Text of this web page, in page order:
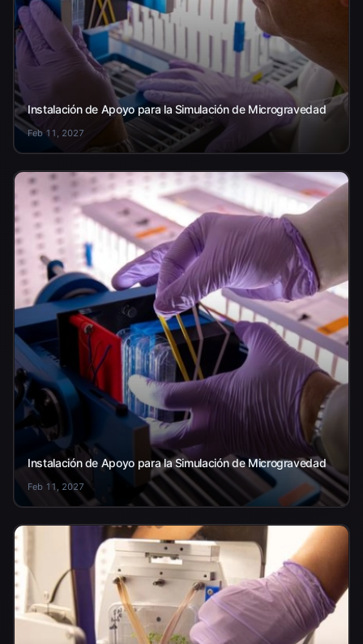
Instalación de Apoyo para la Simulación de Microgravedad
Feb 11, 2027
Instalación de Apoyo para la Simulación de Microgravedad
Feb 11, 2027